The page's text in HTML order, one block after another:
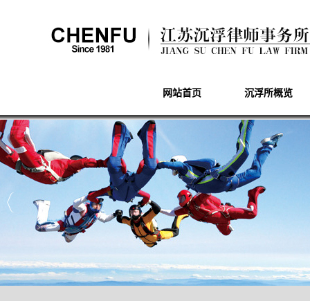
网站首页 沉浮所概览